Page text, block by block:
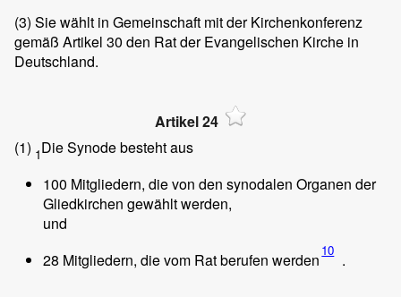
(3) Sie wählt in Gemeinschaft mit der Kirchenkonferenz
gemäß Artikel 30 den Rat der Evangelischen Kirche in
Deutschland.
Artikel 24
(1) 1Die Synode besteht aus
100 Mitgliedern, die von den synodalen Organen der
Gliedkirchen gewählt werden,
und
28 Mitgliedern, die vom Rat berufen werden 10 .